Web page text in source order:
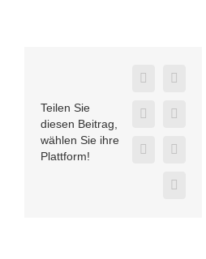
Teilen Sie
diesen Beitrag,
wählen Sie ihre
Plattform!
FacebookTwitter
LinkedIn
E-
Xing